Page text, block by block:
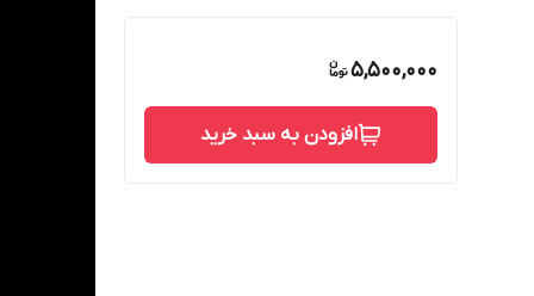
5,500,000
افزودن به سبد خرید